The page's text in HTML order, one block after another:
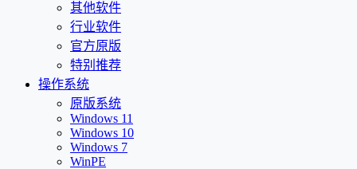
其他软件
行业软件
官方原版
特别推荐
操作系统
原版系统
Windows 11
Windows 10
Windows 7
WinPE